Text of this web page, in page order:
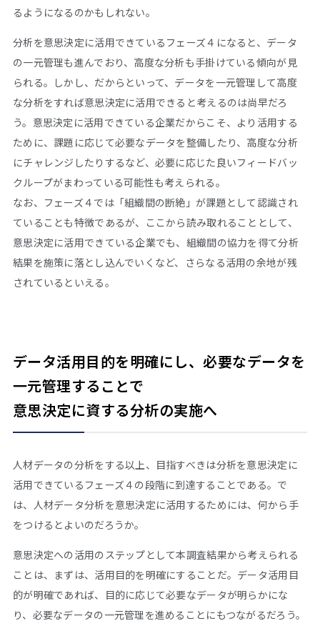
るようになるのかもしれない。
分析を意思決定に活用できているフェーズ４になると、データ
の一元管理も進んでおり、高度な分析も手掛けている傾向が見
られる。しかし、だからといって、データを一元管理して高度
な分析をすれば意思決定に活用できると考えるのは尚早だろ
う。意思決定に活用できている企業だからこそ、より活用する
ために、課題に応じて必要なデータを整備したり、高度な分析
にチャレンジしたりするなど、必要に応じた良いフィードバッ
クループがまわっている可能性も考えられる。
なお、フェーズ４では「組織間の断絶」が課題として認識され
ていることも特徴であるが、ここから読み取れることとして、
意思決定に活用できている企業でも、組織間の協力を得て分析
結果を施策に落とし込んでいくなど、さらなる活用の余地が残
されているといえる。
データ活用目的を明確にし、必要なデータを
一元管理することで
意思決定に資する分析の実施へ
人材データの分析をする以上、目指すべきは分析を意思決定に
活用できているフェーズ４の段階に到達することである。で
は、人材データ分析を意思決定に活用するためには、何から手
をつけるとよいのだろうか。
意思決定への活用のステップとして本調査結果から考えられる
ことは、まずは、活用目的を明確にすることだ。データ活用目
的が明確であれば、目的に応じて必要なデータが明らかにな
り、必要なデータの一元管理を進めることにもつながるだろう。